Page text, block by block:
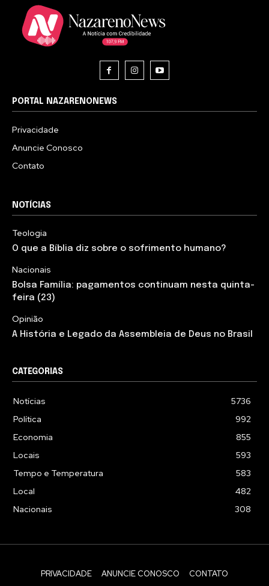
PORTAL NAZARENONEWS
Privacidade
Anuncie Conosco
Contato
NOTÍCIAS
Teologia
O que a Bíblia diz sobre o sofrimento humano?
Nacionais
Bolsa Família: pagamentos continuam nesta quinta-
feira (23)
Opinião
A História e Legado da Assembleia de Deus no Brasil
CATEGORIAS
Notícias
5736
Política
992
Economia
855
Locais
593
Tempo e Temperatura
583
Local
482
Nacionais
308
PRIVACIDADE ANUNCIE CONOSCO CONTATO